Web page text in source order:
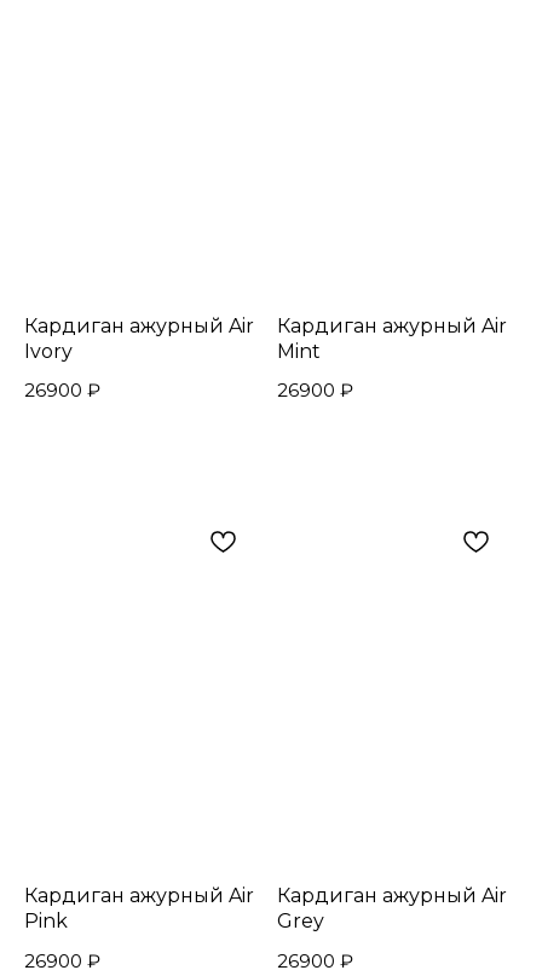
Кардиган ажурный Air
Ivory
26900 ₽
Кардиган ажурный Air
Mint
26900 ₽
Кардиган ажурный Air
Pink
26900 ₽
Кардиган ажурный Air
Grey
26900 ₽